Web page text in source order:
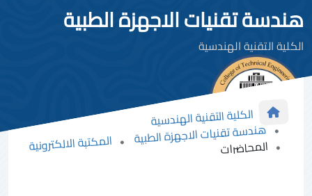
هندسة تقنيات الاجهزة الطبية
الكلية التقنية الهندسية
الكلية التقنية الهندسية
هندسة تقنيات الاجهزة الطبية المكتبة الالكترونية المحاضرات